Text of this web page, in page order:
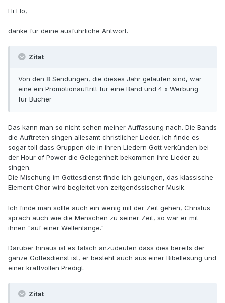
Hi Flo,
danke für deine ausführliche Antwort.
Zitat
Von den 8 Sendungen, die dieses Jahr gelaufen sind, war
eine ein Promotionauftritt für eine Band und 4 x Werbung
für Bücher
Das kann man so nicht sehen meiner Auffassung nach. Die Bands
die Auftreten singen allesamt christlicher Lieder. Ich finde es
sogar toll dass Gruppen die in ihren Liedern Gott verkünden bei
der Hour of Power die Gelegenheit bekommen ihre Lieder zu
singen.
Die Mischung im Gottesdienst finde ich gelungen, das klassische
Element Chor wird begleitet von zeitgenössischer Musik.
Ich finde man sollte auch ein wenig mit der Zeit gehen, Christus
sprach auch wie die Menschen zu seiner Zeit, so war er mit
ihnen "auf einer Wellenlänge."
Darüber hinaus ist es falsch anzudeuten dass dies bereits der
ganze Gottesdienst ist, er besteht auch aus einer Bibellesung und
einer kraftvollen Predigt.
Zitat